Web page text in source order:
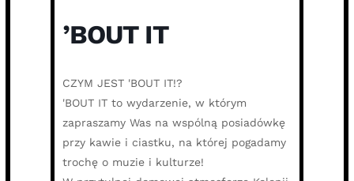
’BOUT IT
CZYM JEST 'BOUT IT!?
'BOUT IT to wydarzenie, w którym
zapraszamy Was na wspólną posiadówkę
przy kawie i ciastku, na której pogadamy
trochę o muzie i kulturze!